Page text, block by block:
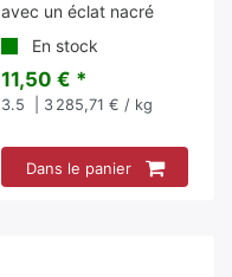
avec un éclat nacré
En stock
11,50 € *
3.5 | 3 285,71 € / kg
Dans le panier